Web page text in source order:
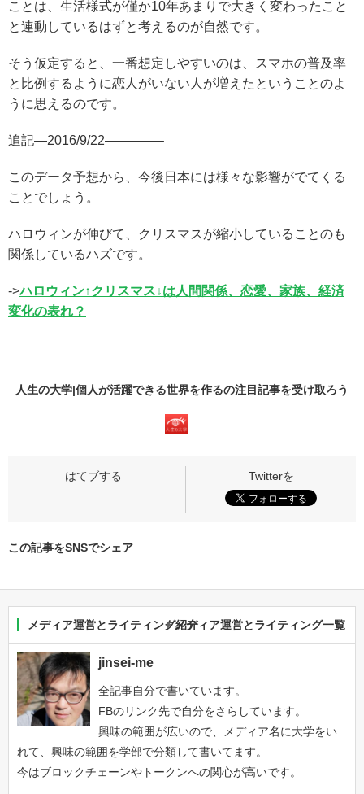
ことは、生活様式が僅か10年あまりで大きく変わったこと
と連動しているはずと考えるのが自然です。
そう仮定すると、一番想定しやすいのは、スマホの普及率
と比例するように恋人がいない人が増えたということのよ
うに思えるのです。
追記—2016/9/22————–
このデータ予想から、今後日本には様々な影響がでてくる
ことでしょう。
ハロウィンが伸びて、クリスマスが縮小していることのも
関係しているハズです。
->ハロウィン↑クリスマス↓は人間関係、恋愛、家族、経済
変化の表れ？
人生の大学|個人が活躍できる世界を作るの注目記事を受け取ろう
この記事をSNSでシェア
メディア運営とライティング紹介メディア運営とライティング一覧
jinsei-me
全記事自分で書いています。
FBのリンク先で自分をさらしています。
興味の範囲が広いので、メディア名に大学をい
れて、興味の範囲を学部で分類して書いてます。
今はブロックチェーンやトークンへの関心が高いです。